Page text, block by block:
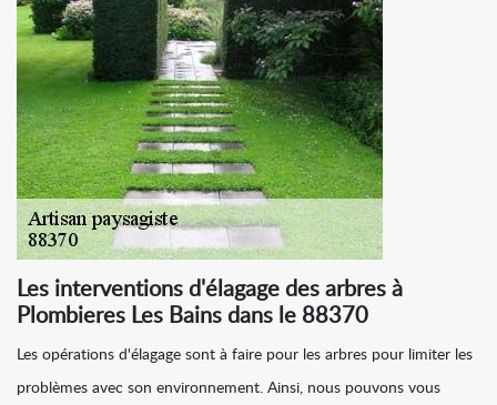
Les interventions d'élagage des arbres à
Plombieres Les Bains dans le 88370
Les opérations d'élagage sont à faire pour les arbres pour limiter les
problèmes avec son environnement. Ainsi, nous pouvons vous